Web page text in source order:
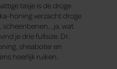
tasje is de droge
honing verzacht droge
scheenbenen… ja, wat
je drie fullsize. Dr.
sheaboter en
heerlijk ruiken.